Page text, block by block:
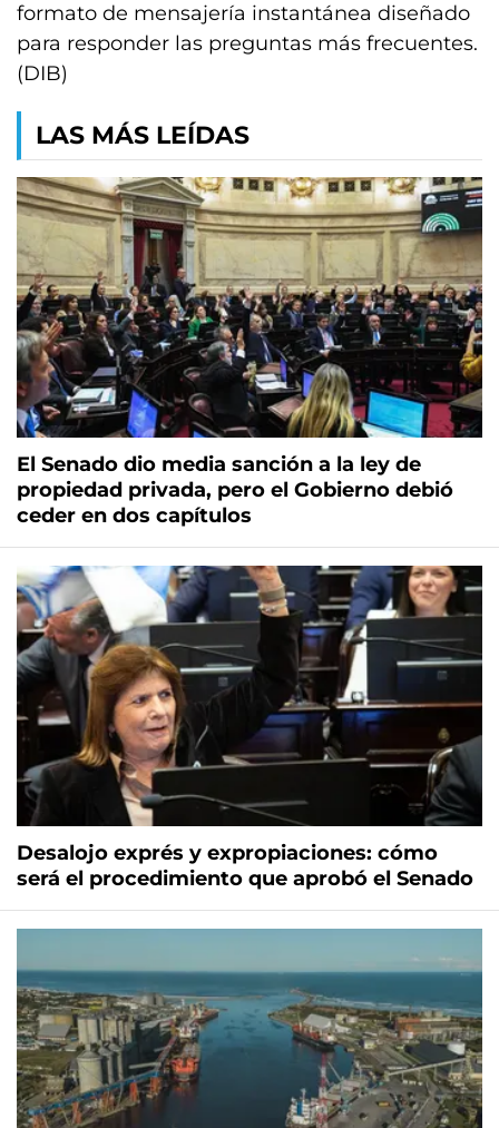
formato de mensajería instantánea diseñado
para responder las preguntas más frecuentes.
(DIB)
LAS MÁS LEÍDAS
El Senado dio media sanción a la ley de
propiedad privada, pero el Gobierno debió
ceder en dos capítulos
Desalojo exprés y expropiaciones: cómo
será el procedimiento que aprobó el Senado